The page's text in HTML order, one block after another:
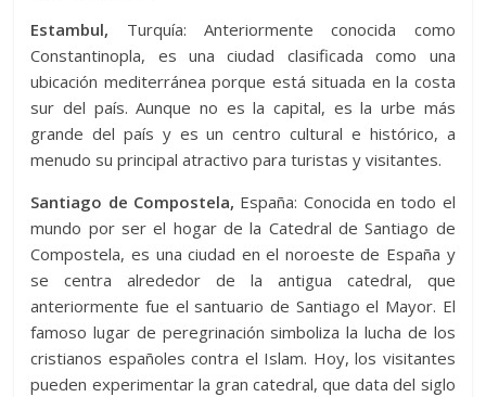
Estambul, Turquía: Anteriormente conocida como
Constantinopla, es una ciudad clasificada como una
ubicación mediterránea porque está situada en la costa
sur del país. Aunque no es la capital, es la urbe más
grande del país y es un centro cultural e histórico, a
menudo su principal atractivo para turistas y visitantes.
Santiago de Compostela, España: Conocida en todo el
mundo por ser el hogar de la Catedral de Santiago de
Compostela, es una ciudad en el noroeste de España y
se centra alrededor de la antigua catedral, que
anteriormente fue el santuario de Santiago el Mayor. El
famoso lugar de peregrinación simboliza la lucha de los
cristianos españoles contra el Islam. Hoy, los visitantes
pueden experimentar la gran catedral, que data del siglo